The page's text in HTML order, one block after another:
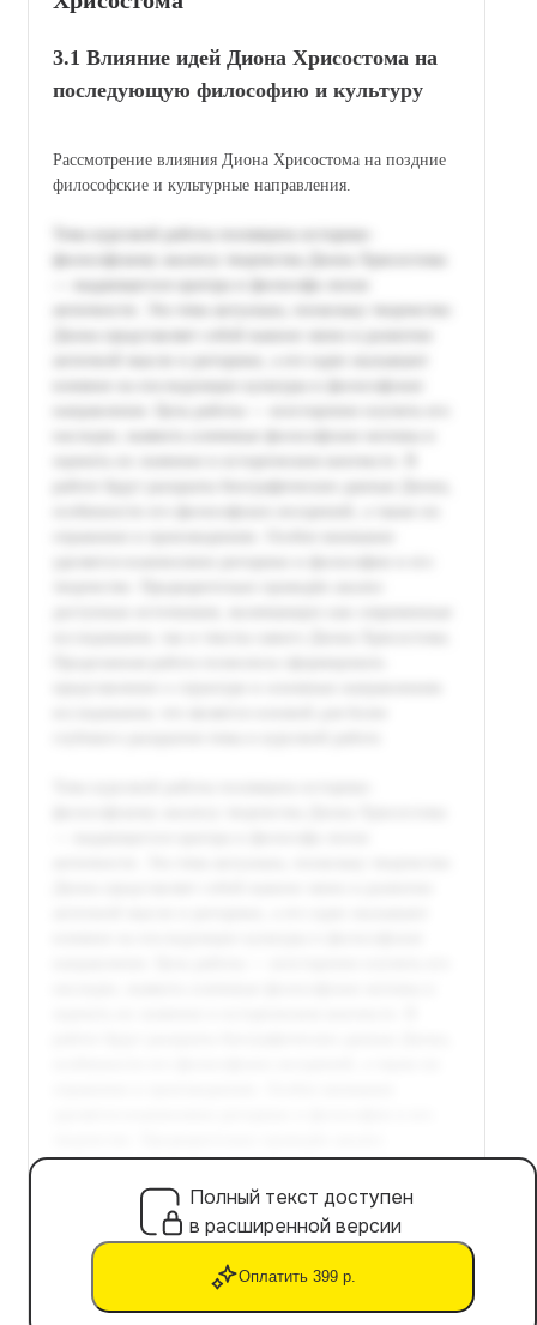
3.1 Влияние идей Диона Хрисостома на
последующую философию и культуру
Рассмотрение влияния Диона Хрисостома на поздние
философские и культурные направления.
Полный текст доступен
в расширенной версии
Оплатить 399 р.